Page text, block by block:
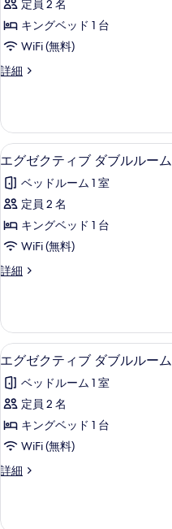
の
す
べ
て
真
を
表
示
す
る
ム
の
細
ク
テ
ブ
イ
ー
ト
の
す
べ
て
の
を
表
示
す
る
定員 2 名
キングベッド 1 台
WiFi (無料)
詳細
エ
テ
ィ
ブ
イ
ー
の
詳
エ
グ
ゼ
ク
テ
ブ
ブ
ル
ル
ー
ム
の
す
べ
15
エグゼクティブ ダブルルーム
ベッドルーム 1 室
定員 2 名
キングベッド 1 台
WiFi (無料)
詳細
エ
テ
ィ
ブ
ブ
ル
ー
ム
詳
エ
グ
ゼ
ク
テ
ブ
ブ
13
エグゼクティブ ダブルルーム
ベッドルーム 1 室
定員 2 名
キングベッド 1 台
WiFi (無料)
詳細
エ